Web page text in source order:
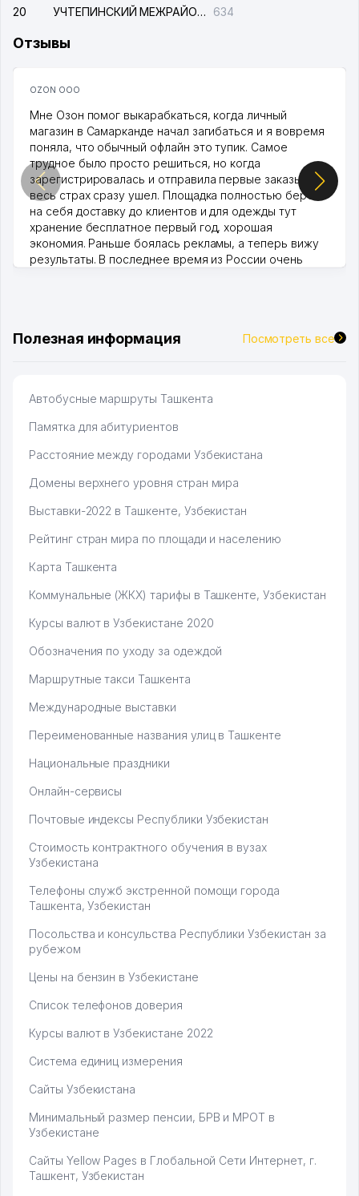
20
УЧТЕПИНСКИЙ МЕЖРАЙОННЫЙ СУД ПО ГРАЖДАНСКИМ ДЕЛАМ 634
Отзывы
OZON ООО
Мне Озон помог выкарабкаться, когда личный
магазин в Самарканде начал загибаться и я вовремя
поняла, что обычный офлайн это тупик. Самое
трудное было просто решиться, но когда
зарегистрировалась и отправила первые заказы,
весь страх сразу ушел. Площадка полностью берет
на себя доставку до клиентов и для одежды тут
хранение бесплатное первый год, хорошая
экономия. Раньше боялась рекламы, а теперь вижу
результаты. В последнее время из России очень
Полезная информация Посмотреть все
Автобусные маршруты Ташкента
Памятка для абитуриентов
Расстояние между городами Узбекистана
Домены верхнего уровня стран мира
Выставки-2022 в Ташкенте, Узбекистан
Рейтинг стран мира по площади и населению
Карта Ташкента
Коммунальные (ЖКХ) тарифы в Ташкенте, Узбекистан
Курсы валют в Узбекистане 2020
Обозначения по уходу за одеждой
Маршрутные такси Ташкента
Международные выставки
Переименованные названия улиц в Ташкенте
Национальные праздники
Онлайн-сервисы
Почтовые индексы Республики Узбекистан
Стоимость контрактного обучения в вузах
Узбекистана
Телефоны служб экстренной помощи города
Ташкента, Узбекистан
Посольства и консульства Республики Узбекистан за
рубежом
Цены на бензин в Узбекистане
Список телефонов доверия
Курсы валют в Узбекистане 2022
Система единиц измерения
Сайты Узбекистана
Минимальный размер пенсии, БРВ и МРОТ в
Узбекистане
Сайты Yellow Pages в Глобальной Сети Интернет, г.
Ташкент, Узбекистан